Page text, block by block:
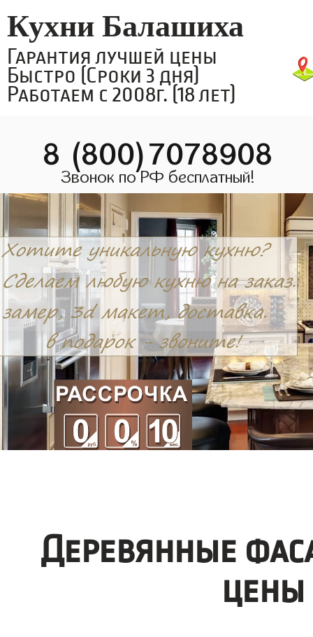
Кухни Балашиха
Гарантия лучшей цены
Быстро (Сроки 3 дня)
Работаем с 2008г. (18 лет)
8 (800)7078908
Звонок по РФ бесплатный!
Деревянные
цены